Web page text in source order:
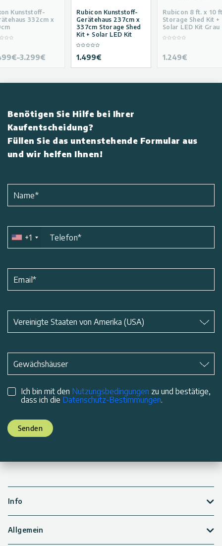
Kunststoff-
332cm x
€–3.299€
Rubicon Kunststoff-
Gerätehaus 237cm x
337cm Storage Shed
Kit + Solar LED Kit
1.499€
Rubicon 8 ft. x 10
Storage Shed Kit +
Solar LED Kit Grau
1.249€
Benötigen Sie Hilfe bei Ihrer
Kaufentscheidung?
Füllen Sie das untenstehende Formular aus
und wir helfen Ihnen!
Name*
+1 Telefon*
Email*
Vereinigte Staaten von Amerika (USA)
*
Gewächshäuser
Ich bin mit den Nutzungsbedingungen zu und bestätige,
dass ich die Datenschutz-Bestimmungen.
Senden
Info
Allgemein